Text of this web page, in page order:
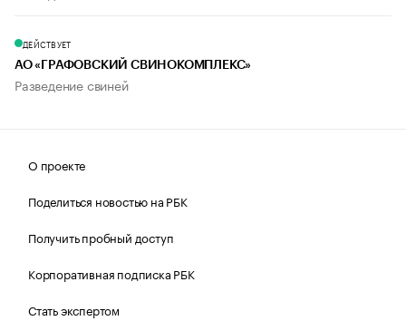
ДЕЙСТВУЕТ
АО «ГРАФОВСКИЙ СВИНОКОМПЛЕКС»
Разведение свиней
О проекте
Поделиться новостью на РБК
Получить пробный доступ
Корпоративная подписка РБК
Стать экспертом